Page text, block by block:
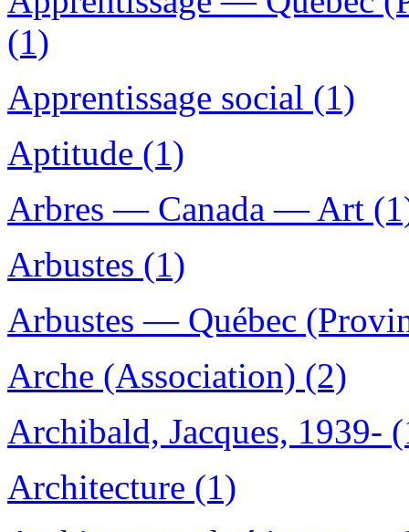
(1)
Apprentissage social (1)
Aptitude (1)
Arbres — Canada — Art
Arbustes (1)
Arbustes — Québec
Arche (Association) (2)
Archibald, Jacques, 1939-
Architecture (1)